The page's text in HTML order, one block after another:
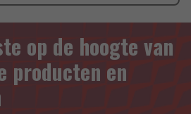
op de hoogte van
producten en